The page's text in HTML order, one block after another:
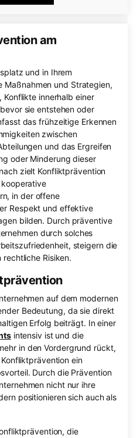
am
und in Ihrem
Maßnahmen und Strategien,
innerhalb einer
sie entstehen oder
das frühzeitige Erkennen
zwischen
und das Ergreifen
oder Minderung dieser
zielt Konfliktprävention
in der offene
Respekt und effektive
bilden. Durch präventive
durch solches
steigern die
Risiken.
auf dem modernen
Bedeutung, da sie direkt
Erfolg beiträgt. In einer
intensiv ist und die
in den Vordergrund rückt,
ein
Durch die Prävention
nicht nur ihre
positionieren sich auch als
die